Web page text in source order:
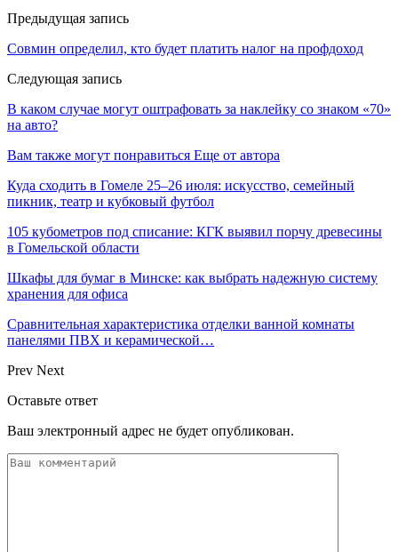
Предыдущая запись
Совмин определил, кто будет платить налог на профдоход
Следующая запись
В каком случае могут оштрафовать за наклейку со знаком «70»
на авто?
Вам также могут понравиться Еще от автора
Куда сходить в Гомеле 25–26 июля: искусство, семейный
пикник, театр и кубковый футбол
105 кубометров под списание: КГК выявил порчу древесины
в Гомельской области
Шкафы для бумаг в Минске: как выбрать надежную систему
хранения для офиса
Сравнительная характеристика отделки ванной комнаты
панелями ПВХ и керамической…
Prev Next
Оставьте ответ
Ваш электронный адрес не будет опубликован.